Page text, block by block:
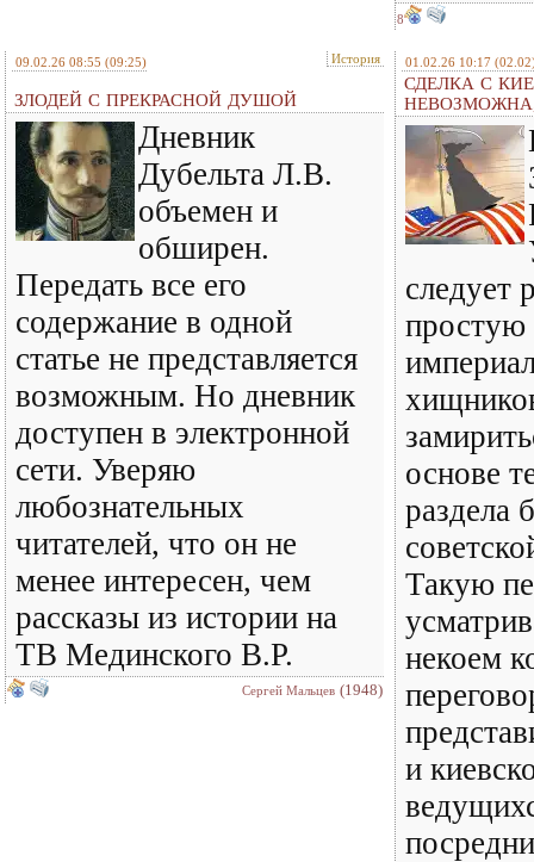
8
09.02.26 08:55 (09:25) История
ЗЛОДЕЙ С ПРЕКРАСНОЙ ДУШОЙ
Дневник
Дубельта Л.В.
объемен и
обширен.
Передать все его
содержание в одной
статье не представляется
возможным. Но дневник
доступен в электронной
сети. Уверяю
любознательных
читателей, что он не
менее интересен, чем
рассказы из истории на
ТВ Мединского В.Р.
Сергей Мальцев (1948)
01.02.26 10:17
СДЕЛКА С
следует
простую
основе
раздела
Такую
некоем
и